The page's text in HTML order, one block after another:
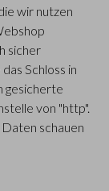
wir nutzen
sicher
Schloss in
gesicherte
von "http".
schauen